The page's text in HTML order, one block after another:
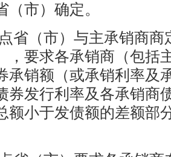
市）确定。
省（市）与主承销商商
，要求各承销商（包括
承销额（或承销利率及
券发行利率及各承销商
额小于发债额的差额部